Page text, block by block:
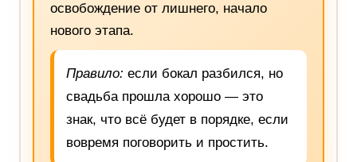
освобождение от лишнего, начало
нового этапа.
Правило: если бокал разбился, но
свадьба прошла хорошо — это
знак, что всё будет в порядке, если
вовремя поговорить и простить.